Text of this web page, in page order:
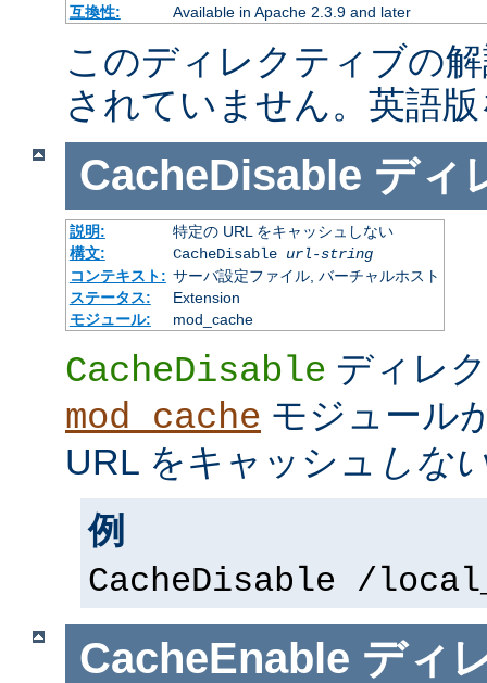
互換性:
Available in Apache 2.3.9 and later
このディレクティブの
されていません。英語
CacheDisable ディ
説明:
特定の URL をキャッシュしない
構文:
CacheDisable url-string
コンテキスト: サーバ設定ファイル, バーチャルホスト
ステータス:
Extension
モジュール:
mod_cache
CacheDisable ディレ
mod_cache モジュール
URL をキャッシュ しな
例
CacheDisable /
CacheEnable ディ